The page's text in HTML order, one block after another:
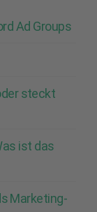
Ad Groups
steckt
ist das
Marketing-